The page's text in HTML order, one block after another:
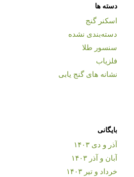
دسته ها
اسکنر گنج
دسته‌بندی نشده
سنسور طلا
فلزیاب
نشانه های گنج یابی
بایگانی
آذر و دی ۱۴۰۳
آبان و آذر ۱۴۰۳
خرداد و تیر ۱۴۰۳